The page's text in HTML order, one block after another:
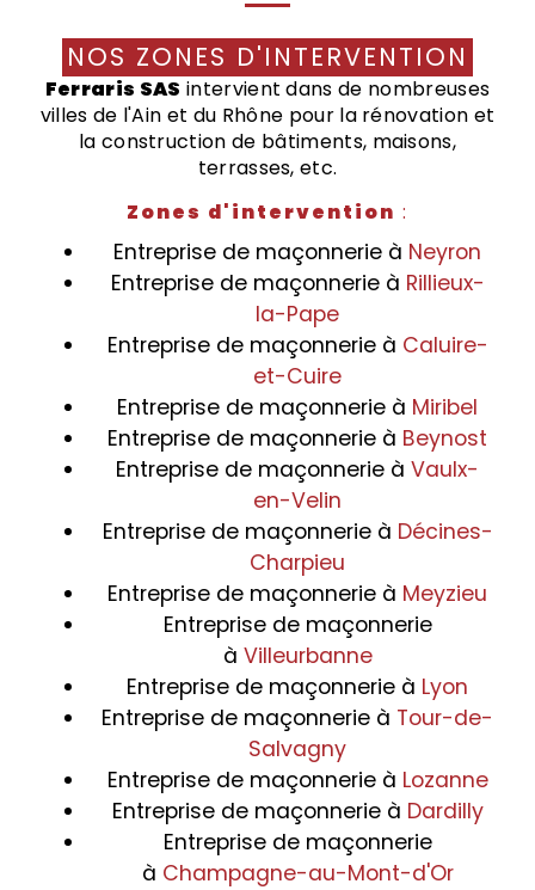
NOS ZONES D'INTERVENTION
Ferraris SAS intervient dans de nombreuses
villes de l'Ain et du Rhône pour la rénovation et
la construction de bâtiments, maisons,
terrasses, etc.
Zones d'intervention :
Entreprise de maçonnerie à Neyron
Entreprise de maçonnerie à Rillieux-
la-Pape
Entreprise de maçonnerie à Caluire-
et-Cuire
Entreprise de maçonnerie à Miribel
Entreprise de maçonnerie à Beynost
Entreprise de maçonnerie à Vaulx-
en-Velin
Entreprise de maçonnerie à Décines-
Charpieu
Entreprise de maçonnerie à Meyzieu
Entreprise de maçonnerie
à Villeurbanne
Entreprise de maçonnerie à Lyon
Entreprise de maçonnerie à Tour-de-
Salvagny
Entreprise de maçonnerie à Lozanne
Entreprise de maçonnerie à Dardilly
Entreprise de maçonnerie
à Champagne-au-Mont-d'Or